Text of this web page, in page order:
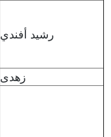
رشيد أفندي
زهدى